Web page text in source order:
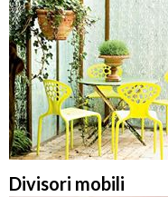
Divisori mobili